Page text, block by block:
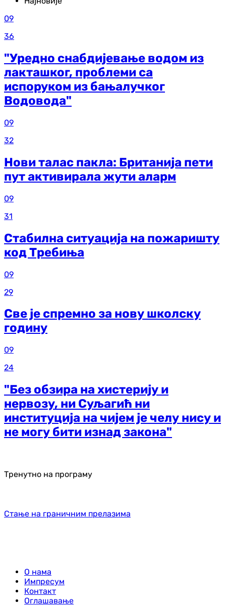
09
36
"Уредно снабдијевање водом из
лакташког, проблеми са
испоруком из бањалучког
Водовода"
09
32
Нови талас пакла: Британија пети
пут активирала жути аларм
09
31
Стабилна ситуација на пожаришту
код Требиња
09
29
Све је спремно за нову школску
годину
09
24
"Без обзира на хистерију и
нервозу, ни Суљагић ни
институција на чијем је челу нису и
не могу бити изнад закона"
Тренутно на програму
Стање на граничним прелазима
О нама
Импресум
Контакт
Оглашавање